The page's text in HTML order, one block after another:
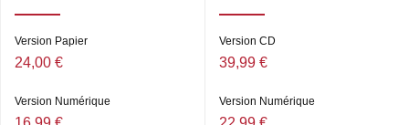
Version Papier
24,00 €
Version Numérique
Version CD
39,99 €
Version Numérique